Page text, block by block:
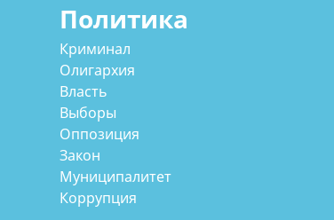
Политика
Криминал
Олигархия
Власть
Выборы
Оппозиция
Закон
Муниципалитет
Коррупция